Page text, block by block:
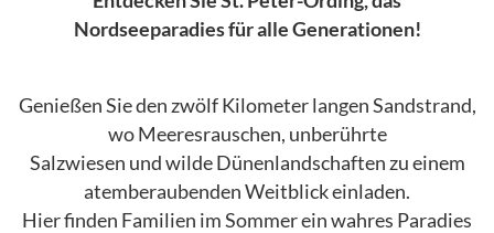
Nordseeparadies für alle Generationen!
Genießen Sie den zwölf Kilometer langen Sandstrand,
wo Meeresrauschen, unberührte
Salzwiesen und wilde Dünenlandschaften zu einem
atemberaubenden Weitblick einladen.
Hier finden Familien im Sommer ein wahres Paradies